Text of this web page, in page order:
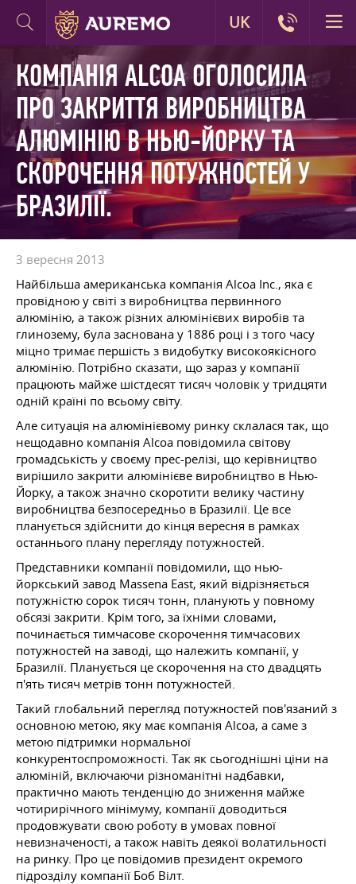
КОМПАНІЯ ALCOA ОГОЛОСИЛА
ПРО ЗАКРИТТЯ ВИРОБНИЦТВА
АЛЮМІНІЮ В НЬЮ-ЙОРКУ ТА
СКОРОЧЕННЯ ПОТУЖНОСТЕЙ У
БРАЗИЛІЇ.
3 вересня 2013
Найбільша американська компанія Alcoa Inc., яка є
провідною у світі з виробництва первинного
алюмінію, а також різних алюмінієвих виробів та
глинозему, була заснована у 1886 році і з того часу
міцно тримає першість з видобутку високоякісного
алюмінію. Потрібно сказати, що зараз у компанії
працюють майже шістдесят тисяч чоловік у тридцяти
одній країні по всьому світу.
Але ситуація на алюмінієвому ринку склалася так, що
нещодавно компанія Alcoa повідомила світову
громадськість у своєму прес-релізі, що керівництво
вирішило закрити алюмінієве виробництво в Нью-
Йорку, а також значно скоротити велику частину
виробництва безпосередньо в Бразилії. Це все
планується здійснити до кінця вересня в рамках
останнього плану перегляду потужностей.
Представники компанії повідомили, що нью-
йоркський завод Massena East, який відрізняється
потужністю сорок тисяч тонн, планують у повному
обсязі закрити. Крім того, за їхніми словами,
починається тимчасове скорочення тимчасових
потужностей на заводі, що належить компанії, у
Бразилії. Планується це скорочення на сто двадцять
п'ять тисяч метрів тонн потужностей.
Такий глобальний перегляд потужностей пов'язаний з
основною метою, яку має компанія Alcoa, а саме з
метою підтримки нормальної
конкурентоспроможності. Так як сьогоднішні ціни на
алюміній, включаючи різноманітні надбавки,
практично мають тенденцію до зниження майже
чотирирічного мінімуму, компанії доводиться
продовжувати свою роботу в умовах повної
невизначеності, а також навіть деякої волатильності
на ринку. Про це повідомив президент окремого
підрозділу компанії Боб Вілт.
UK